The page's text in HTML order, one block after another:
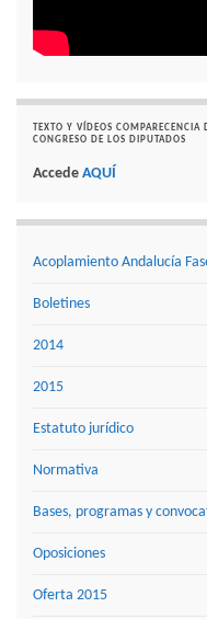
TEXTO Y VÍDEOS
CONGRESO DE LOS DIPUTADOS
Accede AQUÍ
Acoplamiento Andalucía
Boletines
2014
2015
Estatuto jurídico
Normativa
Bases, programas y
Oposiciones
Oferta 2015